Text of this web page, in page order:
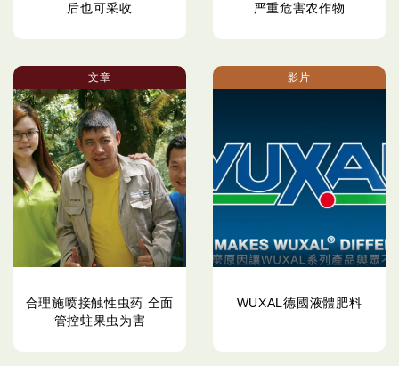
后也可采收
严重危害农作物
文章
合理施喷接触性虫药 全面
管控蛀果虫为害
影片
WUXAL德國液體肥料